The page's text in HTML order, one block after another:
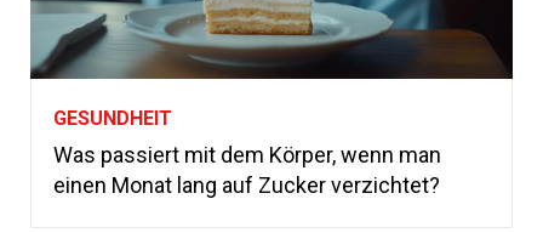
GESUNDHEIT
Was passiert mit dem Körper, wenn man
einen Monat lang auf Zucker verzichtet?